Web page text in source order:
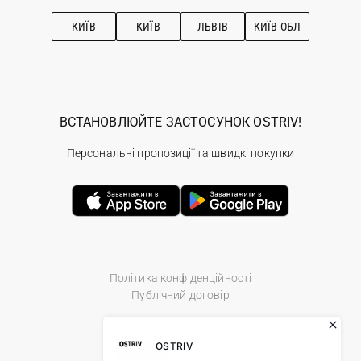
Рекомендації з догляду
КИЇВ КИЇВ ЛЬВІВ КИЇВ ОБЛ
Політика конфіденційності
Публічний договір
ВСТАНОВЛЮЙТЕ ЗАСТОСУНОК OSTRIV!
Персональні пропозиції та швидкі покупки